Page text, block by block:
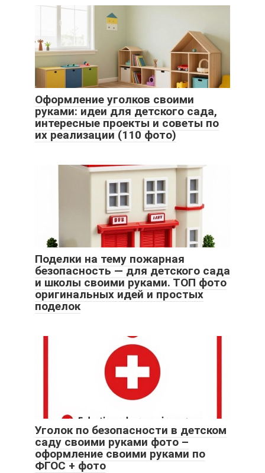
Оформление уголков своими
руками: идеи для детского сада,
интересные проекты и советы по
их реализации (110 фото)
Поделки на тему пожарная
безопасность — для детского сада
и школы своими руками. ТОП фото
оригинальных идей и простых
поделок
Уголок по безопасности в детском
саду своими руками фото –
оформление своими руками по
ФГОС + фото